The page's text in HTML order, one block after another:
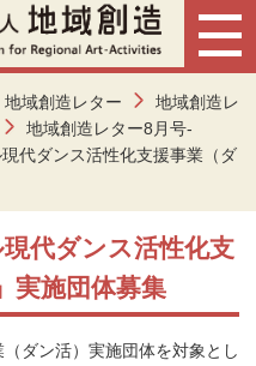
地域創造レター
地域創造レ
地域創造レター8月号-
代ダンス活性化支援事業（ダ
代ダンス活性化支
実施団体募集
ダン活）実施団体を対象とし